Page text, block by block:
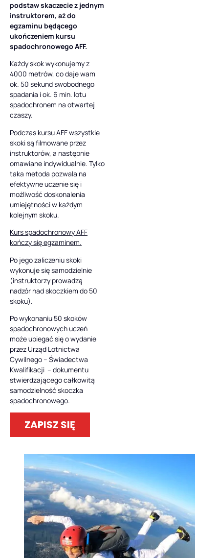
podstaw skaczecie z jednym
instruktorem, aż do
egzaminu będącego
ukończeniem kursu
spadochronowego AFF.
Każdy skok wykonujemy z
4000 metrów, co daje wam
ok. 50 sekund swobodnego
spadania i ok. 6 min. lotu
spadochronem na otwartej
czaszy.
Podczas kursu AFF wszystkie
skoki są filmowane przez
instruktorów, a następnie
omawiane indywidualnie. Tylko
taka metoda pozwala na
efektywne uczenie się i
możliwość doskonalenia
umiejętności w każdym
kolejnym skoku.
Kurs spadochronowy AFF
kończy się egzaminem.
Po jego zaliczeniu skoki
wykonuje się samodzielnie
(instruktorzy prowadzą
nadzór nad skoczkiem do 50
skoku).
Po wykonaniu 50 skoków
spadochronowych uczeń
może ubiegać się o wydanie
przez Urząd Lotnictwa
Cywilnego – Świadectwa
Kwalifikacji – dokumentu
stwierdzającego całkowitą
samodzielność skoczka
spadochronowego.
ZAPISZ SIĘ